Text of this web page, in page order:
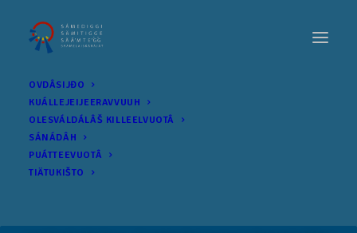
OVDÂSIJĐO
KUÁLLEJEIJEERAVVUUH
OLESVÁLDÁLÂŠ KILLEELVUOTÂ
SÁNÁDÂH
PUÁTTEEVUOTÂ
TIÄTUKIŠTO